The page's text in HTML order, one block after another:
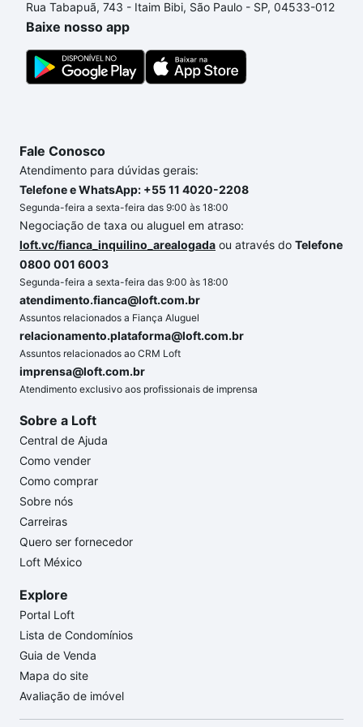
processo de compra, veja em nosso portal quanto
custa comprar um apartamento
gente para comprar o imóvel dos seus sonhos com
segurança e conforto. Loft, com você até as
Rua Tabapuã, 743 - Itaim Bibi, São Paulo - SP, 04533-012
Baixe nosso app
Fale Conosco
Atendimento para dúvidas gerais:
Telefone e WhatsApp: +55 11 4020-2208
Segunda-feira a sexta-feira das 9:00 às 18:00
Negociação de taxa ou aluguel em atraso:
loft.vc/fianca_inquilino_arealogada ou através do Telefone
0800 001 6003
Segunda-feira a sexta-feira das 9:00 às 18:00
atendimento.fianca@loft.com.br
Assuntos relacionados a Fiança Aluguel
relacionamento.plataforma@loft.com.br
Assuntos relacionados ao CRM Loft
imprensa@loft.com.br
Atendimento exclusivo aos profissionais de imprensa
Sobre a Loft
Central de Ajuda
Como vender
Como comprar
Sobre nós
Carreiras
Quero ser fornecedor
Loft México
Explore
Portal Loft
Lista de Condomínios
Guia de Venda
Mapa do site
Avaliação de imóvel